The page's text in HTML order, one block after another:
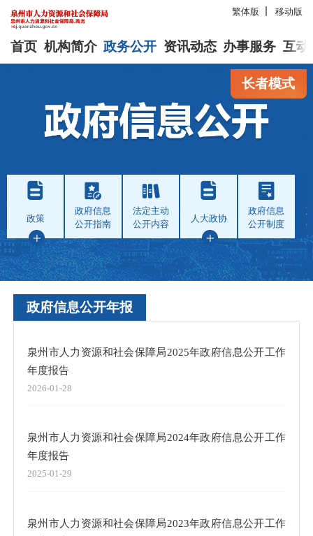
繁体版 移动版
首页 机构简介 政务公开 资讯动态 办事服务 互动
长者模式
政策
政府信息
公开指南
法定主动
公开内容
人大政协
政府信息
公开制度
政府信息公开年报
泉州市人力资源和社会保障局2025年政府信息公开工作
年度报告
2026-01-28
泉州市人力资源和社会保障局2024年政府信息公开工作
年度报告
2025-01-29
泉州市人力资源和社会保障局2023年政府信息公开工作